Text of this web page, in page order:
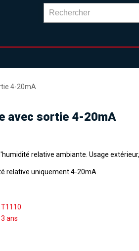
4-20mA
avec sortie 4-20mA
relative ambiante. Usage
relative uniquement 4-20mA.
T1110
3 ans